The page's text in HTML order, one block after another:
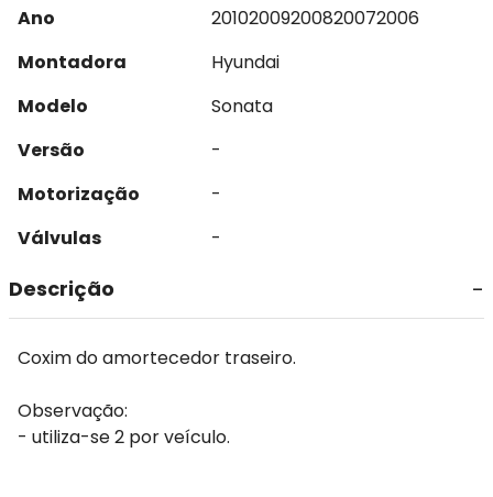
Ano 20102009200820072006
Montadora
Hyundai
Modelo
Sonata
Versão
-
Motorização
-
Válvulas
-
Descrição
Coxim do amortecedor traseiro.
Observação:
- utiliza-se 2 por veículo.